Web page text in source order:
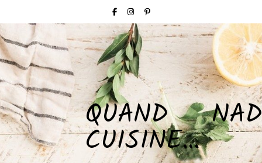
QUAND NAD
CUISINE…